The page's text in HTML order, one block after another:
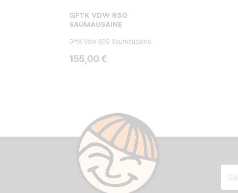
GFTK VDW 850
SAUMAUSAINE
GftK Vdw 850 Saumausaine
Hinta
155,00 €